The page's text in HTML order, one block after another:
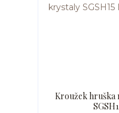
Kroužek hruška